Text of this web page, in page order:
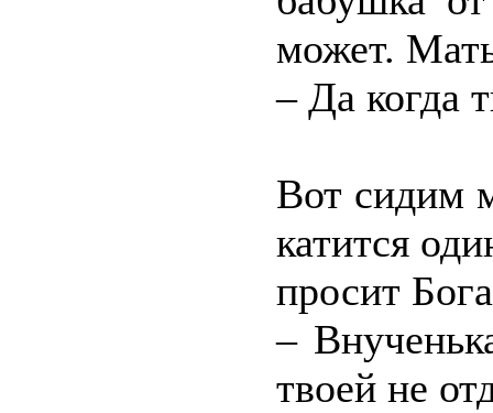
может.
– Да когда
Вот сидим
катится
просит
–
твоей не